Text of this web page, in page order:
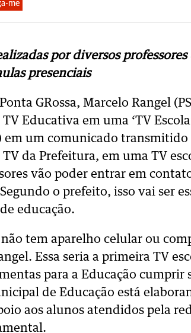
me
por diversos
presenciais
GRossa, Marcelo Rangel
Educativa em uma ‘TV
em um comunicado transmitido
da Prefeitura, em uma TV
vão poder entrar em
o prefeito, isso vai ser
educação.
tem aparelho celular ou
Essa seria a primeira TV
para a Educação
de Educação está
aos alunos atendidos pela